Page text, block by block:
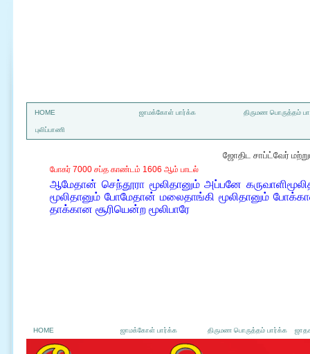
HOME ஜாமக்கோள் பார்க்க திருமண பொருத்தம்
புலிப்பாணி
ஜோதிட சாப்ட்வேர்
போகர் 7000 சப்த காண்டம் 1606 ஆம் பாடல்
ஆமேதான் செந்தூரா மூலிதானும் அப்பனே
மூலிதானும் போமேதான் மலைதாங்கி மூலிதானும்
தாக்கான சூரியென்ற மூலிபாரே
HOME ஜாமக்கோள் பார்க்க திருமண பொருத்தம் பார்க்க